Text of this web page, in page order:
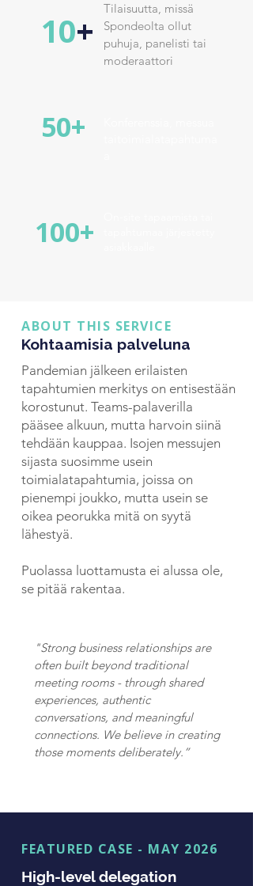
10+
Tilaisuutta, missä
Spondeolta ollut
puhuja, panelisti tai
moderaattori
50+
100+
ABOUT THIS SERVICE
Kohtaamisia palveluna
Pandemian jälkeen erilaisten
tapahtumien merkitys on entisestään
korostunut. Teams-palaverilla
pääsee alkuun, mutta harvoin siinä
tehdään kauppaa. Isojen messujen
sijasta suosimme usein
toimialatapahtumia, joissa on
pienempi joukko, mutta usein se
oikea peorukka mitä on syytä
lähestyä.
Puolassa luottamusta ei alussa ole,
se pitää rakentaa.
"Strong business relationships are
often built beyond traditional
meeting rooms - through shared
experiences, authentic
conversations, and meaningful
connections. We believe in creating
those moments deliberately.”
FEATURED CASE - MAY 2026
High-level delegation